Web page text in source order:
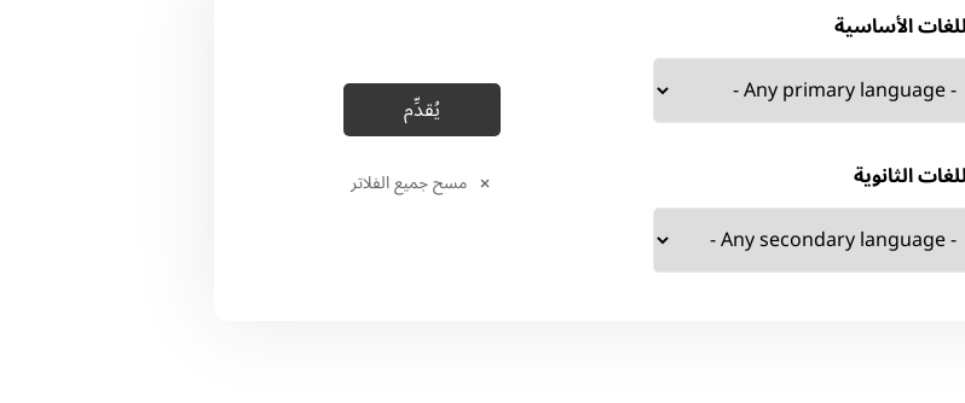
الأساسية
الثانوية مسح جميع الفلاتر